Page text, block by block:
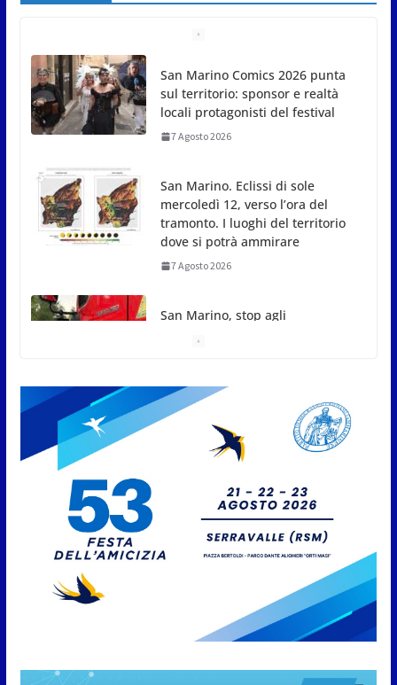
San Marino Comics 2026 punta
sul territorio: sponsor e realtà
locali protagonisti del festival
7 Agosto 2026
San Marino. Eclissi di sole
mercoledì 12, verso l’ora del
tramonto. I luoghi del territorio
dove si potrà ammirare
7 Agosto 2026
San Marino, stop agli
salate
7 Agosto 2026
Caccuri celebra Roberto Sergio:
della città e premio alla carriera
7 Agosto 2026
partnership tra FIFA+ e DAZN